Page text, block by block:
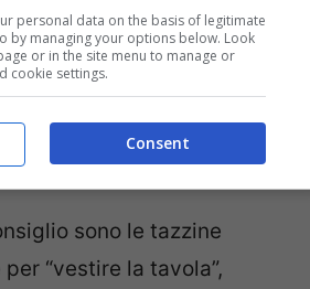
sono le tazzine
“vestire la tavola”,
personal data on the basis of legitimate
by managing your options below. Look
or in the site menu to manage or
cookie settings.
Consent